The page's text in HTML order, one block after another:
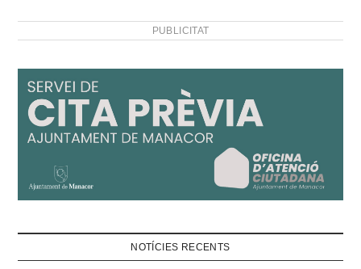
PUBLICITAT
NOTÍCIES RECENTS